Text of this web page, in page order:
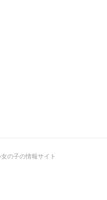
の子の情報サイト